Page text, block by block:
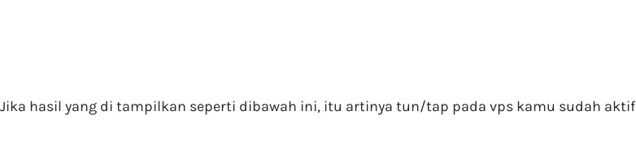
Jika hasil yang di tampilkan seperti dibawah ini, itu artinya tun/tap pada vps kamu sudah aktif